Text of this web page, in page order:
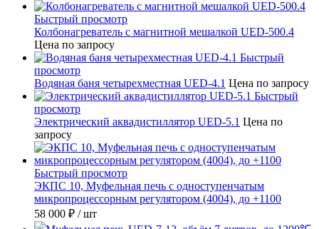
Быстрый просмотр
Колбонагреватель с магнитной мешалкой UED-500.4
Цена по запросу
Быстрый
просмотр
Водяная баня четырехместная UED-4.1 Цена по запросу
Быстрый
просмотр
Электрический аквадистиллятор UED-5.1 Цена по
запросу
Быстрый просмотр
ЭКПС 10, Муфельная печь с одноступенчатым
микропроцессорным регулятором (4004), до +1100
58 000 ₽ / шт